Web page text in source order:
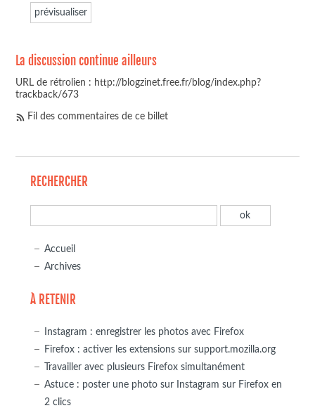
La discussion continue ailleurs
URL de rétrolien : http://blogzinet.free.fr/blog/index.php?
trackback/673
Fil des commentaires de ce billet
RECHERCHER
Accueil
Archives
À RETENIR
Instagram : enregistrer les photos avec Firefox
Firefox : activer les extensions sur support.mozilla.org
Travailler avec plusieurs Firefox simultanément
Astuce : poster une photo sur Instagram sur Firefox en
2 clics